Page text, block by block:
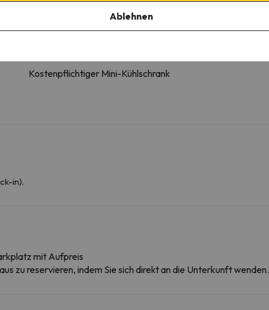
Dusche oder Badewanne
Kostenpflichtiger Mini-Kühlschrank
in).
mit Aufpreis
zu reservieren, indem Sie sich direkt an die Unterkunft wenden.
Ablehnen